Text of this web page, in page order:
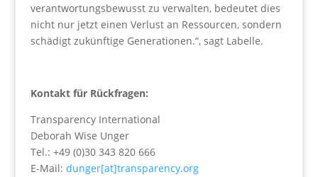
verantwortungsbewusst zu verwalten, bedeutet dies
nicht nur jetzt einen Verlust an Ressourcen, sondern
schädigt zukünftige Generationen.“, sagt Labelle.
Kontakt für Rückfragen:
Transparency International
Deborah Wise Unger
Tel.: +49 (0)30 343 820 666
E-Mail: dunger[at]transparency.org